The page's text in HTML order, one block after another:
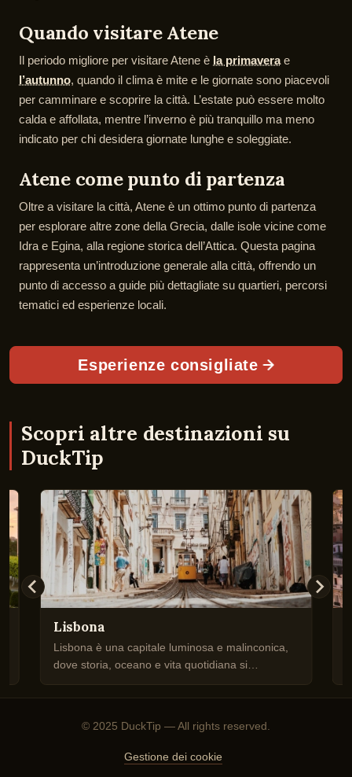
Quando visitare Atene
Il periodo migliore per visitare Atene è la primaverae
l’autunno, quando il clima è mite e le giornate sono piacevoli
per camminare e scoprire la città. L’estate può essere molto
calda e affollata, mentre l’inverno è più tranquillo ma meno
indicato per chi desidera giornate lunghe e soleggiate.
Atene come punto di partenza
Oltre a visitare la città, Atene è un ottimo punto di partenza
per esplorare altre zone della Grecia, dalle isole vicine come
Idra e Egina, alla regione storica dell’Attica. Questa pagina
rappresenta un’introduzione generale alla città, offrendo un
punto di accesso a guide più dettagliate su quartieri, percorsi
tematici ed esperienze locali.
Esperienze consigliate
Scopri altre destinazioni su
DuckTip
Lisbona
Lisbona è una capitale luminosa e malinconica,
dove storia, oceano e vita quotidiana si
© 2025 DuckTip — All rights reserved.
Gestione dei cookie